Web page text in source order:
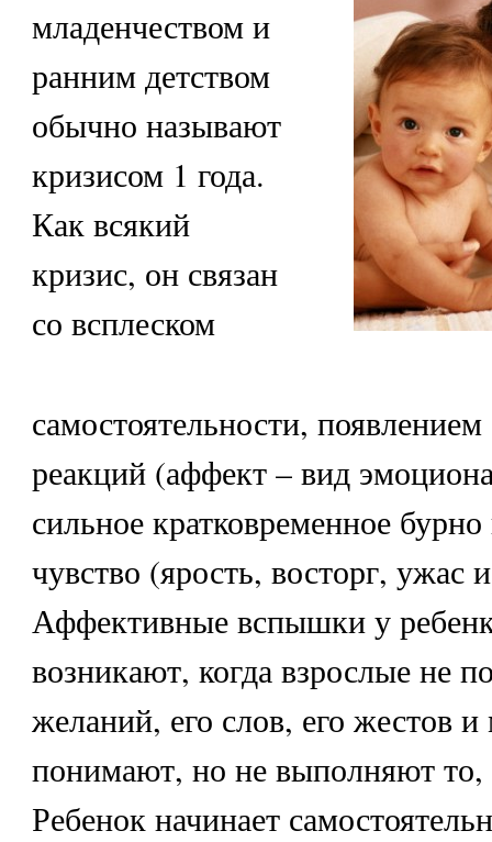
младенчеством и
ранним детством
обычно называют
кризисом 1 года.
Как всякий
кризис, он связан
со всплеском
самостоятельности,
реакций (аффект – вид
сильное кратковременное
чувство (ярость, восторг, ужас
Аффективные вспышки у
возникают, когда взрослые не
желаний, его слов, его жестов
понимают, но не выполняют то,
Ребенок начинает